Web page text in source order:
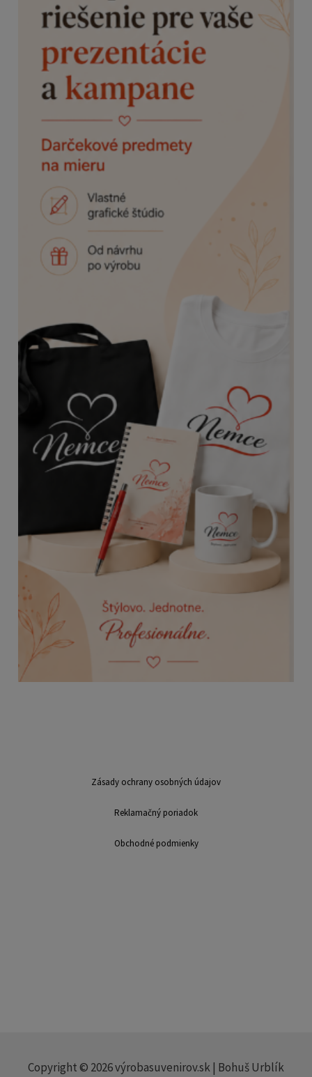
Zásady ochrany osobných údajov
Reklamačný poriadok
Obchodné podmienky
Copyright © 2026 výrobasuvenirov.sk | Bohuš Urblík